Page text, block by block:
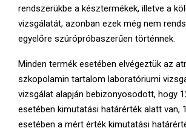
rendszerükbe a késztermékek, illetve a
vizsgálatát, azonban ezek még nem
egyelőre szúrópróbaszerűen történnek.
Minden termék esetében elvégeztük az
szkopolamin tartalom laboratóriumi
vizsgálat alapján bebizonyosodott, hogy
esetében kimutatási határérték alatt van,
esetében a mért érték kimutatási